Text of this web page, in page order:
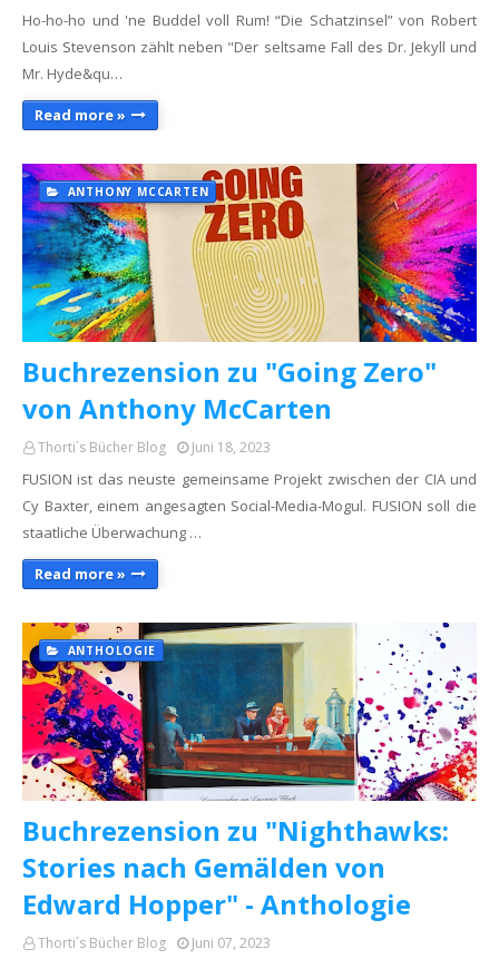
Ho-ho-ho und 'ne Buddel voll Rum! “Die Schatzinsel” von Robert
Louis Stevenson zählt neben "Der seltsame Fall des Dr. Jekyll und
Mr. Hyde&qu…
Read more »
ANTHONY MCCARTEN
Buchrezension zu "Going Zero"
von Anthony McCarten
Thorti´s Bücher Blog Juni 18, 2023
FUSION ist das neuste gemeinsame Projekt zwischen der CIA und
Cy Baxter, einem angesagten Social-Media-Mogul. FUSION soll die
staatliche Überwachung …
Read more »
ANTHOLOGIE
Buchrezension zu "Nighthawks:
Stories nach Gemälden von
Edward Hopper" - Anthologie
Thorti´s Bücher Blog Juni 07, 2023